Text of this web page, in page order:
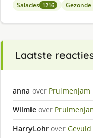
Salades 1216
Laatste
anna over Pruimenjam
Wilmie over
HarryLohr over